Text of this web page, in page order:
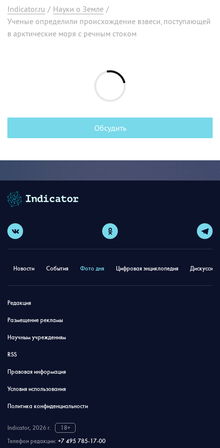
Indicator.ru / Науки о Земле /
Ученые определили происхождение взвеси, поступающей
в арктические моря с речным стоком
Обсудить
Новости События Фото дня Цифровая энциклопедия
Редакция
Размещение рекламы
Научным учреждениям
RSS
Правовая информация
Условия использования
Политика конфиденциальности
Indicator, 2026 г.
18+
Телефон редакции: +7 495 785-17-00